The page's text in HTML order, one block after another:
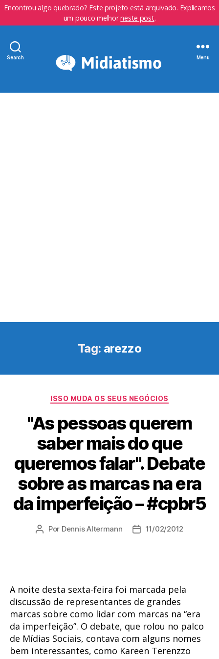
Encontrou algo quebrado? Este projeto está arquivado. Explicamos
um pouco melhorneste post.
Search Menu
Tag: arezzo
Categorias
ISSO MUDA OS SEUS NEGÓCIOS
"As pessoas querem
saber mais do que
queremos falar". Debate
sobre as marcas na era
da imperfeição – #cpbr5
Autor
Por Dennis Altermann
Data11/02/2012
A noite desta sexta-feira foi marcada pela
discussão de representantes de grandes
marcas sobre como lidar com marcas na “era
da imperfeição”. O debate, que rolou no palco
de Mídias Sociais, contava com alguns nomes
bem interessantes, como Kareen Terenzzo